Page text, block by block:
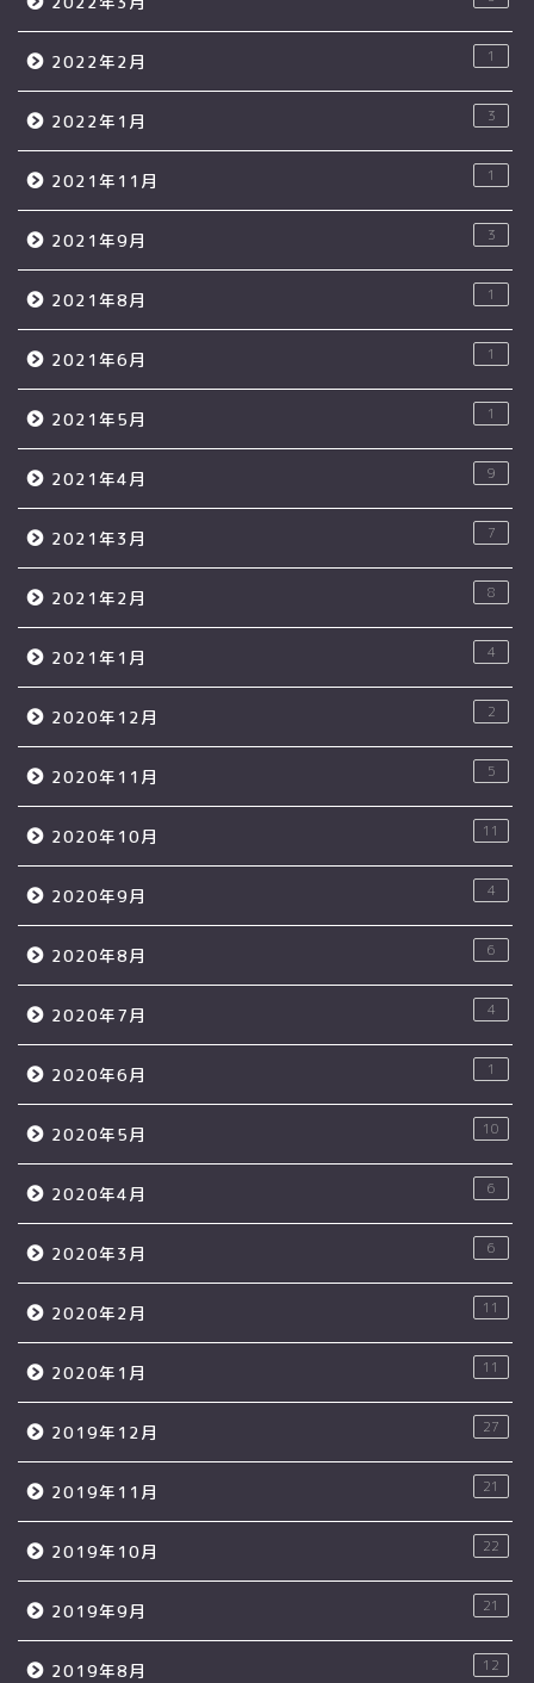
2022年2月 1
2022年1月 3
2021年11月 1
2021年9月 3
2021年8月 1
2021年6月 1
2021年5月 1
2021年4月 9
2021年3月 7
2021年2月 8
2021年1月 4
2020年12月 2
2020年11月 5
2020年10月 11
2020年9月 4
2020年8月 6
2020年7月 4
2020年6月 1
2020年5月 10
2020年4月 6
2020年3月 6
2020年2月 11
2020年1月 11
2019年12月 27
2019年11月 21
2019年10月 22
2019年9月 21
2019年8月 12